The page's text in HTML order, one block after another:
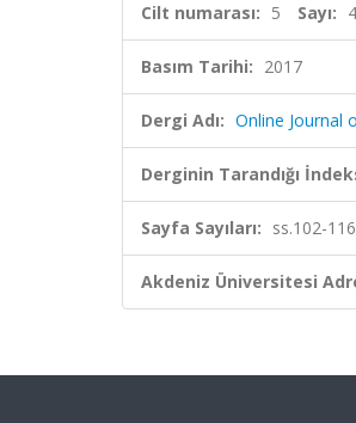
Cilt numarası: 5 Sayı: 4
Basım Tarihi: 2017
Dergi Adı: Online Journal
Derginin Tarandığı
Sayfa Sayıları: ss.102-116
Akdeniz Üniversitesi